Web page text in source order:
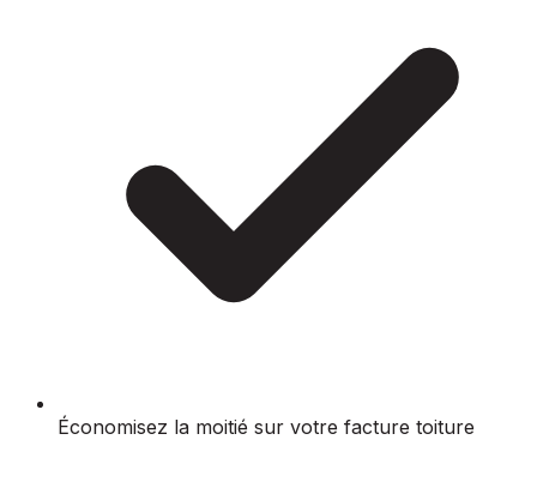
Économisez la moitié sur votre facture toiture